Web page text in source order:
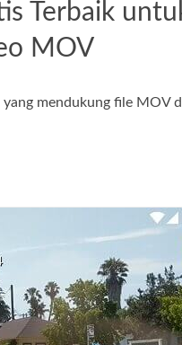
Terbaik
MOV
mendukung file MOV